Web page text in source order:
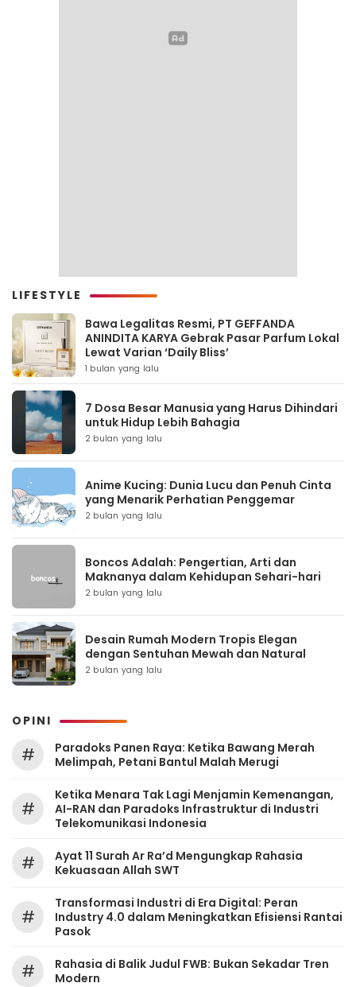
LIFESTYLE
Bawa Legalitas Resmi, PT GEFFANDA
ANINDITA KARYA Gebrak Pasar Parfum Lokal
Lewat Varian ‘Daily Bliss’
1 bulan yang lalu
7 Dosa Besar Manusia yang Harus Dihindari
untuk Hidup Lebih Bahagia
2 bulan yang lalu
Anime Kucing: Dunia Lucu dan Penuh Cinta
yang Menarik Perhatian Penggemar
2 bulan yang lalu
Boncos Adalah: Pengertian, Arti dan
Maknanya dalam Kehidupan Sehari-hari
2 bulan yang lalu
Desain Rumah Modern Tropis Elegan
dengan Sentuhan Mewah dan Natural
2 bulan yang lalu
OPINI
#
Paradoks Panen Raya: Ketika Bawang Merah
Melimpah, Petani Bantul Malah Merugi
#
Ketika Menara Tak Lagi Menjamin Kemenangan,
AI-RAN dan Paradoks Infrastruktur di Industri
Telekomunikasi Indonesia
#
Ayat 11 Surah Ar Ra’d Mengungkap Rahasia
Kekuasaan Allah SWT
#
Transformasi Industri di Era Digital: Peran
Industry 4.0 dalam Meningkatkan Efisiensi Rantai
Pasok
#
Rahasia di Balik Judul FWB: Bukan Sekadar Tren
Modern